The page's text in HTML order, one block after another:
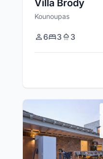
Villa Brody
Kounoupas
6 3 3